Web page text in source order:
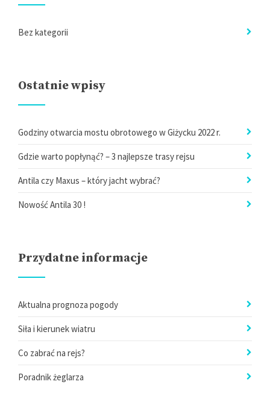
Bez kategorii
Ostatnie wpisy
Godziny otwarcia mostu obrotowego w Giżycku 2022 r.
Gdzie warto popłynąć? – 3 najlepsze trasy rejsu
Antila czy Maxus – który jacht wybrać?
Nowość Antila 30 !
Przydatne informacje
Aktualna prognoza pogody
Siła i kierunek wiatru
Co zabrać na rejs?
Poradnik żeglarza